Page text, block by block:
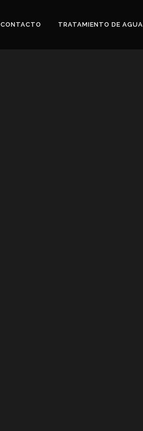
CONTACTO TRATAMIENTO DE AGUA